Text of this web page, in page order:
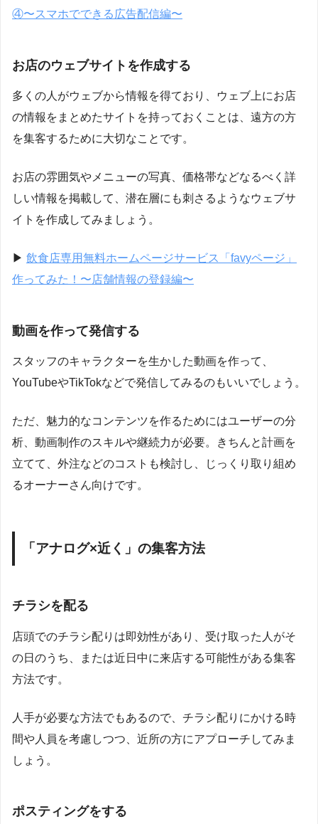
④〜スマホでできる広告配信編〜
お店のウェブサイトを作成する
多くの人がウェブから情報を得ており、ウェブ上にお店
の情報をまとめたサイトを持っておくことは、遠方の方
を集客するために大切なことです。
お店の雰囲気やメニューの写真、価格帯などなるべく詳
しい情報を掲載して、潜在層にも刺さるようなウェブサ
イトを作成してみましょう。
▶︎ 飲食店専用無料ホームページサービス「favyページ」
作ってみた！〜店舗情報の登録編〜
動画を作って発信する
スタッフのキャラクターを生かした動画を作って、
YouTubeやTikTokなどで発信してみるのもいいでしょう。
ただ、魅力的なコンテンツを作るためにはユーザーの分
析、動画制作のスキルや継続力が必要。きちんと計画を
立てて、外注などのコストも検討し、じっくり取り組め
るオーナーさん向けです。
「アナログ×近く」の集客方法
チラシを配る
店頭でのチラシ配りは即効性があり、受け取った人がそ
の日のうち、または近日中に来店する可能性がある集客
方法です。
人手が必要な方法でもあるので、チラシ配りにかける時
間や人員を考慮しつつ、近所の方にアプローチしてみま
しょう。
ポスティングをする